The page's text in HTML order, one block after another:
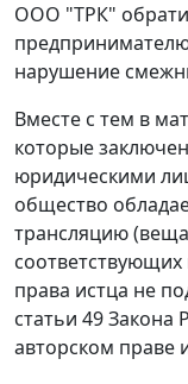
ООО "ТРК"
нарушение
Вместе с тем в
которые
юридическими
общество
трансляцию
права истца не
статьи 49Закона
авторском праве